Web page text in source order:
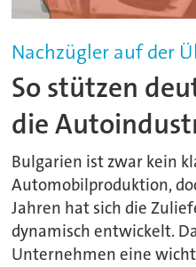
Nachzügler auf der
So stützen
die
Bulgarien ist zwar kein
Automobilproduktion,
Jahren hat sich die
dynamisch entwickelt.
Unternehmen eine